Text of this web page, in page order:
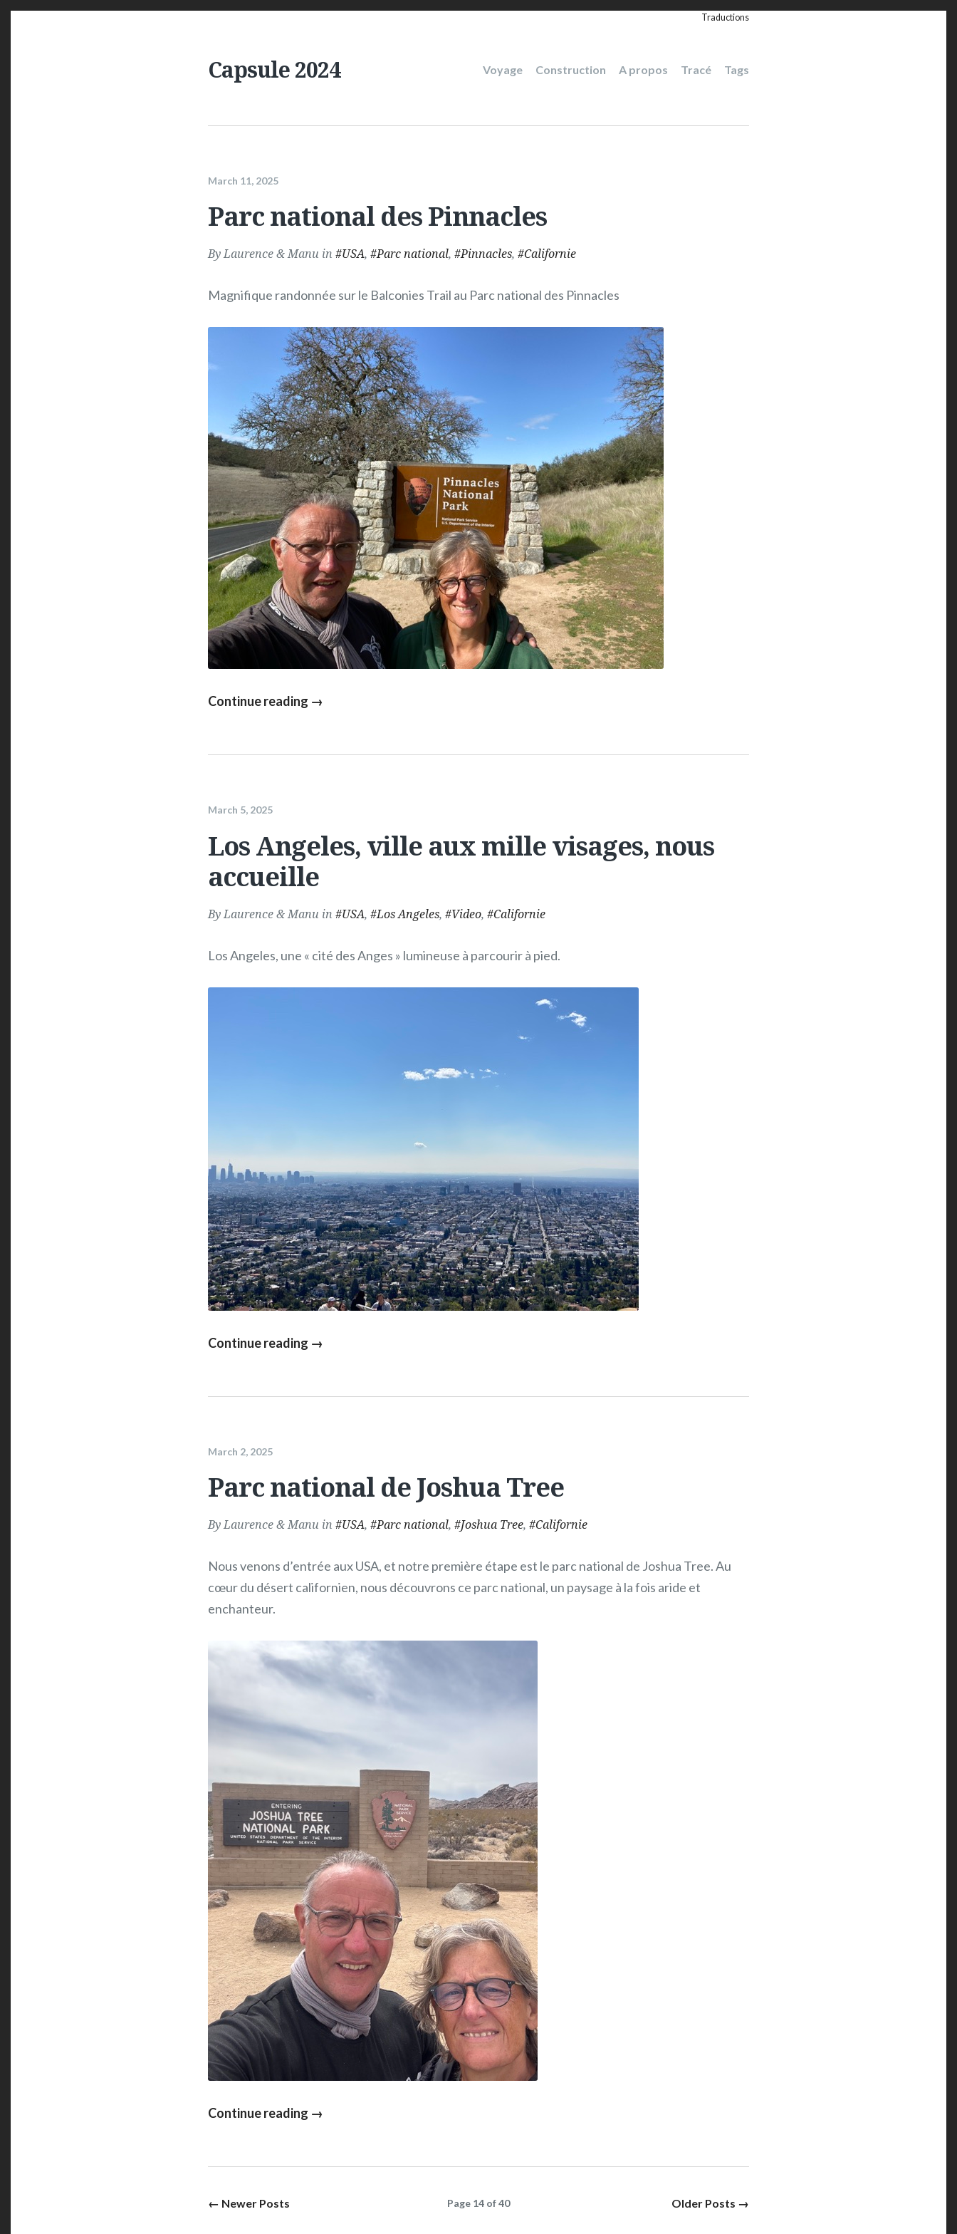
Traductions
Capsule 2024
Main
Voyage Construction A propos Tracé Tags
March 11, 2025
Parc national des Pinnacles
ByLaurence & Manu in USA, Parc national, Pinnacles, Californie
Magnifique randonnée sur le Balconies Trail au Parc national des Pinnacles
Continue reading →
March 5, 2025
Los Angeles, ville aux mille visages, nous
accueille
ByLaurence & Manu in USA, Los Angeles, Video, Californie
Los Angeles, une « cité des Anges » lumineuse à parcourir à pied.
Continue reading →
March 2, 2025
Parc national de Joshua Tree
ByLaurence & Manu in USA, Parc national, Joshua Tree, Californie
Nous venons d’entrée aux USA, et notre première étape est le parc national de Joshua Tree. Au
cœur du désert californien, nous découvrons ce parc national, un paysage à la fois aride et
enchanteur.
Continue reading →
Posts
← Newer Posts Page 14 of 40 Older Posts →